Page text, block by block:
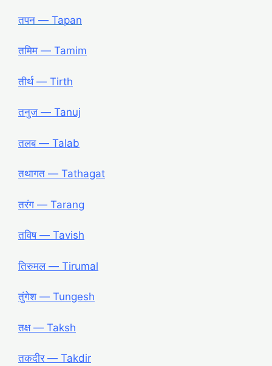
तपन ― Tapan
तमिम ― Tamim
तीर्थ ― Tirth
तनुज ― Tanuj
तलब ― Talab
तथागत ― Tathagat
तरंग ― Tarang
तविष ― Tavish
तिरुमल ― Tirumal
तुंगेश ― Tungesh
तक्ष ― Taksh
तकदीर ― Takdir